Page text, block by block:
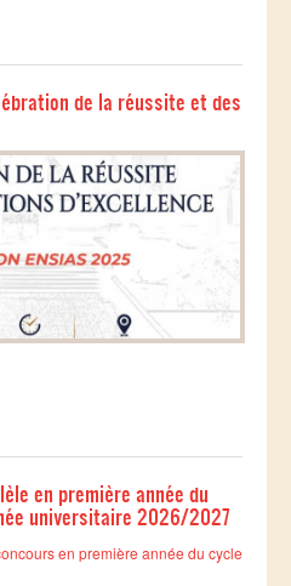
de la réussite et des
en première année du
universitaire 2026/2027
en première année du cycle